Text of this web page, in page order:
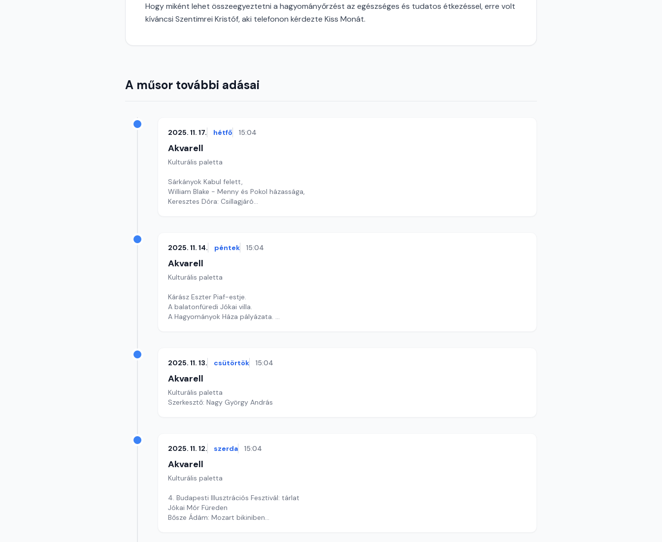
Hogy miként lehet összeegyeztetni a hagyományőrzést az egészséges és tudatos étkezéssel, erre volt
kíváncsi Szentimrei Kristóf, aki telefonon kérdezte Kiss Monát.
A műsor további adásai
2025. 11. 17. hétfő 15:04
Akvarell
Kulturális paletta
Sárkányok Kabul felett,
William Blake - Menny és Pokol házassága,
Keresztes Dóra: Csillagjáró
2025. 11. 14. péntek 15:04
Akvarell
Kulturális paletta
Kárász Eszter Piaf-estje.
A balatonfüredi Jókai villa.
A Hagyományok Háza pályázata.
2025. 11. 13. csütörtök 15:04
Akvarell
Kulturális paletta
Szerkesztő: Nagy György András
2025. 11. 12. szerda 15:04
Akvarell
Kulturális paletta
4. Budapesti Illusztrációs Fesztivál: tárlat
Jókai Mór Füreden
Bősze Ádám: Mozart bikiniben